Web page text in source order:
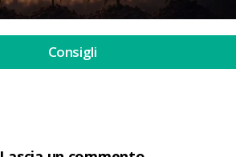
Consigli